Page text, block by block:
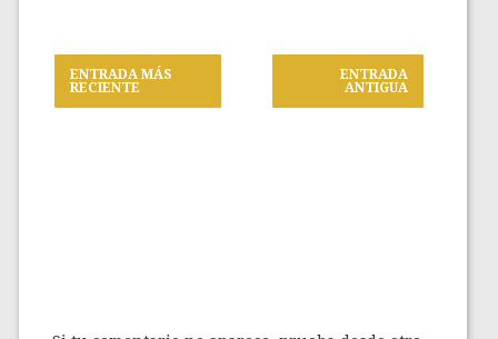
ENTRADA MÁS
RECIENTE
ENTRADA
ANTIGUA